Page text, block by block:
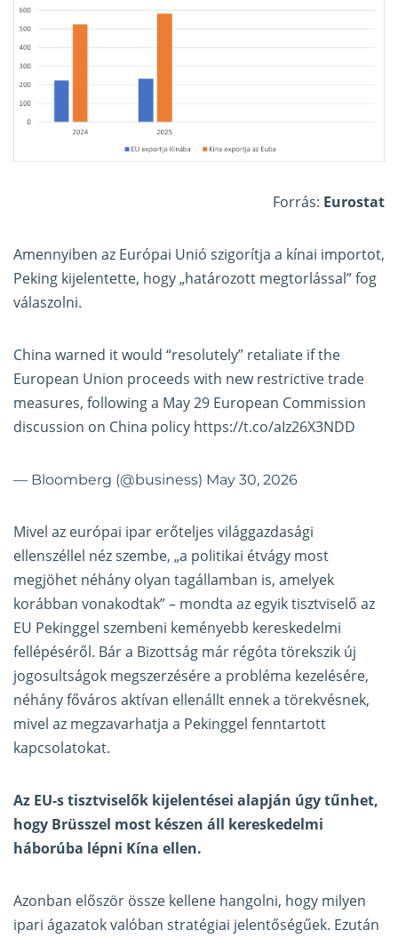
Forrás: Eurostat
Amennyiben az Európai Unió szigorítja a kínai importot,
Peking kijelentette, hogy „határozott megtorlással” fog
válaszolni.
China warned it would “resolutely” retaliate if the
European Union proceeds with new restrictive trade
measures, following a May 29 European Commission
discussion on China policy https://t.co/aIz26X3NDD
— Bloomberg (@business) May 30, 2026
Mivel az európai ipar erőteljes világgazdasági
ellenszéllel néz szembe, „a politikai étvágy most
megjöhet néhány olyan tagállamban is, amelyek
korábban vonakodtak” – mondta az egyik tisztviselő az
EU Pekinggel szembeni keményebb kereskedelmi
fellépéséről. Bár a Bizottság már régóta törekszik új
jogosultságok megszerzésére a probléma kezelésére,
néhány főváros aktívan ellenállt ennek a törekvésnek,
mivel az megzavarhatja a Pekinggel fenntartott
kapcsolatokat.
Az EU-s tisztviselők kijelentései alapján úgy tűnhet,
hogy Brüsszel most készen áll kereskedelmi
háborúba lépni Kína ellen.
Azonban először össze kellene hangolni, hogy milyen
ipari ágazatok valóban stratégiai jelentőségűek. Ezután